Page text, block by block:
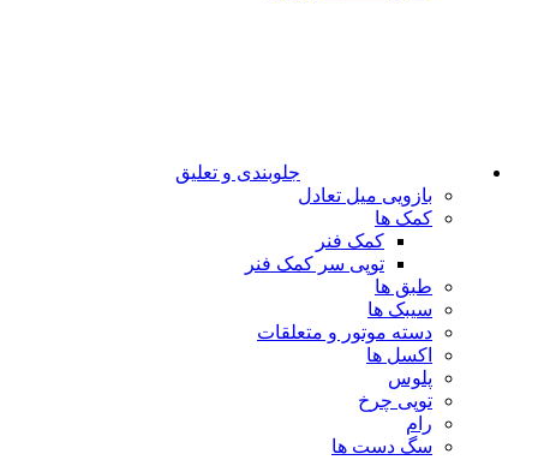
جلوبندی و تعلیق
بازویی میل تعادل
کمک ها
کمک فنر
توپی سر کمک فنر
طبق ها
سیبک ها
دسته موتور و متعلقات
اکسل ها
پلوس
توپی چرخ
رام
سگ دست ها